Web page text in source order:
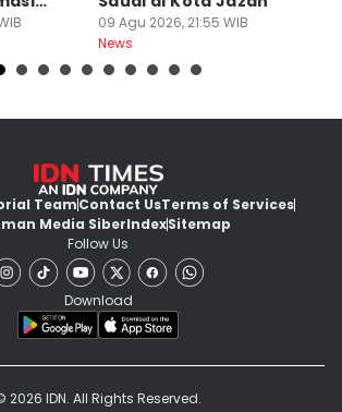
09 Agu 2026, 21:55 WIB
News
TeamContact UsTerms of Services
Media SiberIndexSitemap
Follow Us
Download
2026 IDN. All Rights Reserved.